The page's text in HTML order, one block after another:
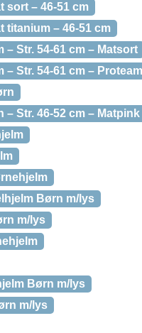
sort – 46-51 cm
titanium – 46-51 cm
– Str. 54-61 cm – Matsort
– Str. 54-61 cm –
– Str. 46-52 cm – Matpink
Børn m/lys
m/lys
Børn m/lys
m/lys